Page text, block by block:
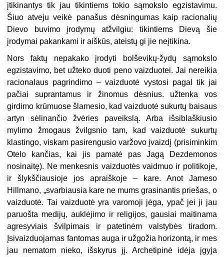
įtikinantys tik jau tikintiems tokio sąmokslo egzistavimu.
Šiuo atveju veikė panašus dėsningumas kaip racionalių
Dievo buvimo įrodymų atžvilgiu: tikintiems Dievą šie
įrodymai pakankami ir aiškūs, ateistų gi jie neįtikina.
Nors faktų nepakako įrodyti bolševikų-žydų sąmokslo
egzistavimo, bet užteko duoti peno vaizduotei. Jai nereikia
racionalaus pagrindimo – vaizduotė vystosi pagal tik jai
pačiai suprantamus ir žinomus dėsnius. užtenka vos
girdimo krūmuose šlamesio, kad vaizduotė sukurtų baisaus
artyn sėlinančio žvėries paveikslą. Arba išsiblaškiusio
mylimo žmogaus žvilgsnio tam, kad vaizduotė sukurtų
klastingo, viskam pasirengusio varžovo įvaizdį (prisiminkim
Otelo kančias, kai jis pamatė pas Jagą Dezdemonos
nosinaitę). Ne menkesnis vaizduotės vaidmuo ir politikoje,
ir šlykščiausioje jos apraiškoje – kare. Anot Jameso
Hillmano, „svarbiausia kare ne mums grasinantis priešas, o
vaizduotė. Tai vaizduotė yra varomoji jėga, ypač jei ji jau
paruošta medijų, auklėjimo ir religijos, gausiai maitinama
agresyviais švilpimais ir patetinėm valstybės tiradom.
Įsivaizduojamas fantomas auga ir užgožia horizontą, ir mes
jau nematom nieko, išskyrus jį. Archetipinė idėja įgyja